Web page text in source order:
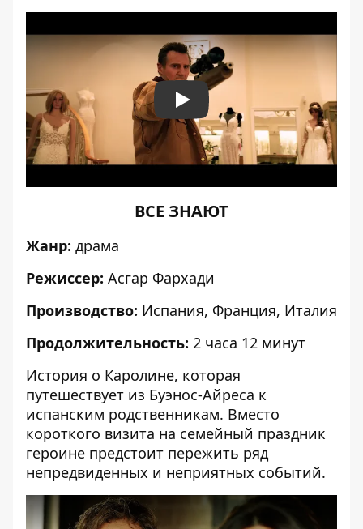
Play
ВСЕ ЗНАЮТ
Жанр: драма
Режиссер: Асгар Фархади
Производство: Испания, Франция, Италия
Продолжительность: 2 часа 12 минут
История о Каролине, которая
путешествует из Буэнос-Айреса к
испанским родственникам. Вместо
короткого визита на семейный праздник
героине предстоит пережить ряд
непредвиденных и неприятных событий.